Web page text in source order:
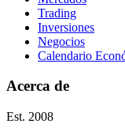
Trading
Inversiones
Negocios
Calendario
Acerca de
Est. 2008